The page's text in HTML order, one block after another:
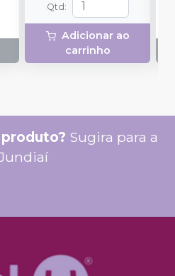
Qtd:
Adicionar ao
carrinho
Sugira para a